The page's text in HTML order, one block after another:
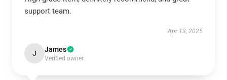
support team.
Apr 13, 2025
J James
Verified owner